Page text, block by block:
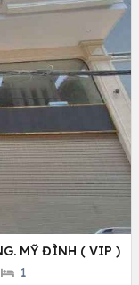
MỸ ĐÌNH ( VIP )
1